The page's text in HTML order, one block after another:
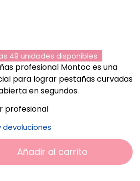
49 unidades disponibles
profesional Montoc es una
para lograr pestañas curvadas
en segundos.
profesional
devoluciones
Añadir al carrito